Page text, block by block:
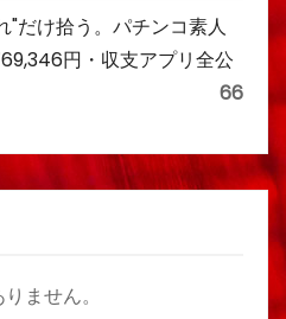
"だけ拾う。パチンコ素人
円・収支アプリ全公
66
ません。